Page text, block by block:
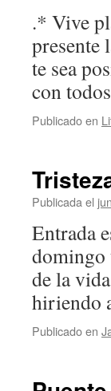
.* Vive
presente
te sea
con
Publicado en
Publicada el
Entrada
domingo
de la
hiriendo
Publicado en